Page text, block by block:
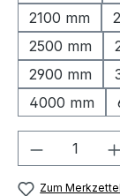
2100 mm
2500 mm
2900 mm
4000 mm
Produkt
Zum